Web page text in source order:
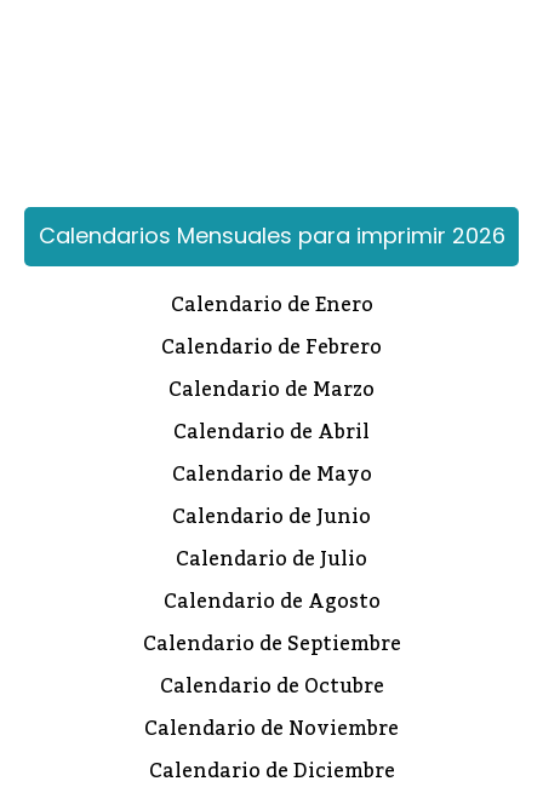
Calendarios Mensuales para imprimir 2026
Calendario de Enero
Calendario de Febrero
Calendario de Marzo
Calendario de Abril
Calendario de Mayo
Calendario de Junio
Calendario de Julio
Calendario de Agosto
Calendario de Septiembre
Calendario de Octubre
Calendario de Noviembre
Calendario de Diciembre